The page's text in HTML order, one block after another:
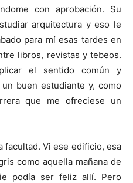
con aprobación. Su
arquitectura y eso le
para mí esas tardes en
libros, revistas y tebeos.
el sentido común y
buen estudiante y, como
que me ofreciese un
facultad. Vi ese edificio, esa
como aquella mañana de
podía ser feliz allí. Pero